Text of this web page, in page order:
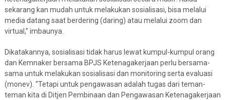
sekarang kan mudah untuk melakukan sosialisasi, bisa melalui
media datang saat berdering (daring) atau melalui zoom dan
virtual,” imbaunya.
Dikatakannya, sosialisasi tidak harus lewat kumpul-kumpul orang
dan Kemnaker bersama BPJS Ketenagakerjaan perlu bersama-
sama untuk melakukan sosialisasi dan monitoring serta evaluasi
(monev). “Tetapi untuk pengawasan adalah tugas dari teman-
teman kita di Ditjen Pembinaan dan Pengawasan Ketenagakerjaan